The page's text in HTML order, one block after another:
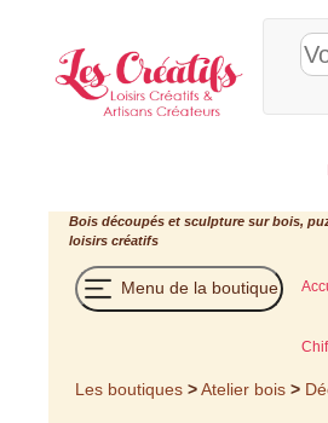
Bois découpés et sculpture sur bois,
loisirs créatifs
Menu de la boutique
Les boutiques >Atelier bois >